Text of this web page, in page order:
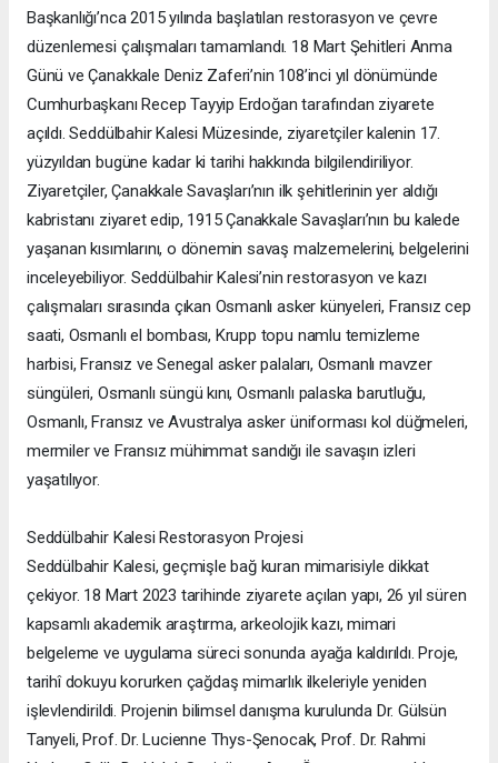
Başkanlığı’nca 2015 yılında başlatılan restorasyon ve çevre
düzenlemesi çalışmaları tamamlandı. 18 Mart Şehitleri Anma
Günü ve Çanakkale Deniz Zaferi’nin 108’inci yıl dönümünde
Cumhurbaşkanı Recep Tayyip Erdoğan tarafından ziyarete
açıldı. Seddülbahir Kalesi Müzesinde, ziyaretçiler kalenin 17.
yüzyıldan bugüne kadar ki tarihi hakkında bilgilendiriliyor.
Ziyaretçiler, Çanakkale Savaşları’nın ilk şehitlerinin yer aldığı
kabristanı ziyaret edip, 1915 Çanakkale Savaşları’nın bu kalede
yaşanan kısımlarını, o dönemin savaş malzemelerini, belgelerini
inceleyebiliyor. Seddülbahir Kalesi’nin restorasyon ve kazı
çalışmaları sırasında çıkan Osmanlı asker künyeleri, Fransız cep
saati, Osmanlı el bombası, Krupp topu namlu temizleme
harbisi, Fransız ve Senegal asker palaları, Osmanlı mavzer
süngüleri, Osmanlı süngü kını, Osmanlı palaska barutluğu,
Osmanlı, Fransız ve Avustralya asker üniforması kol düğmeleri,
mermiler ve Fransız mühimmat sandığı ile savaşın izleri
yaşatılıyor.
Seddülbahir Kalesi Restorasyon Projesi
Seddülbahir Kalesi, geçmişle bağ kuran mimarisiyle dikkat
çekiyor. 18 Mart 2023 tarihinde ziyarete açılan yapı, 26 yıl süren
kapsamlı akademik araştırma, arkeolojik kazı, mimari
belgeleme ve uygulama süreci sonunda ayağa kaldırıldı. Proje,
tarihî dokuyu korurken çağdaş mimarlık ilkeleriyle yeniden
işlevlendirildi. Projenin bilimsel danışma kurulunda Dr. Gülsün
Tanyeli, Prof. Dr. Lucienne Thys-Şenocak, Prof. Dr. Rahmi